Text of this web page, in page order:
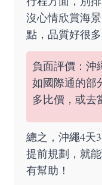
沒心情欣賞海
點，品質好很多
負面評價：沖
如國際通的部
多比價，或去
總之，沖繩4天
提前規劃，就
有幫助！